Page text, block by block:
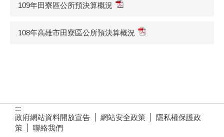
109年田寮區公所預決算概況
108年高雄市田寮區公所預決算概況
:::
政府網站資料開放宣告
網站安全政策
隱私權保護政
策
聯絡我們